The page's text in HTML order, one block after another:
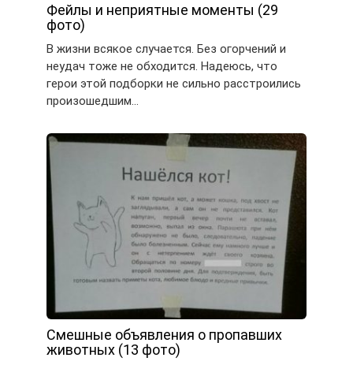
Фейлы и неприятные моменты (29
фото)
В жизни всякое случается. Без огорчений и
неудач тоже не обходится. Надеюсь, что
герои этой подборки не сильно расстроились
произошедшим…
Смешные объявления о пропавших
животных (13 фото)